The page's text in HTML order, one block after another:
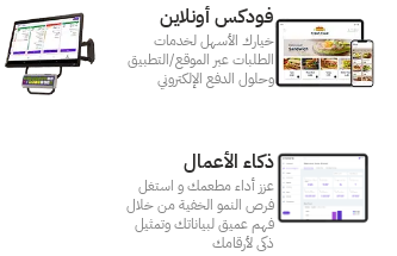
فودكس أونلاين
خيارك الأسهل لخدمات
الطلبات عبر الموقع/التطبيق
وحلول الدفع الإلكتروني
ذكاء الأعمال
عزز أداء مطعمك و استغل
فرص النمو الخفية من خلال
فهم عميق لبياناتك وتمثيل
ذكى لأرقامك